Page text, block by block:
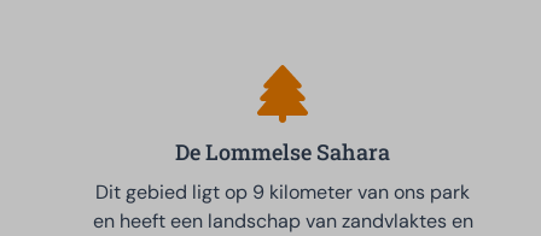
De Lommelse Sahara
Dit gebied ligt op 9 kilometer van ons park
en heeft een landschap van zandvlaktes en